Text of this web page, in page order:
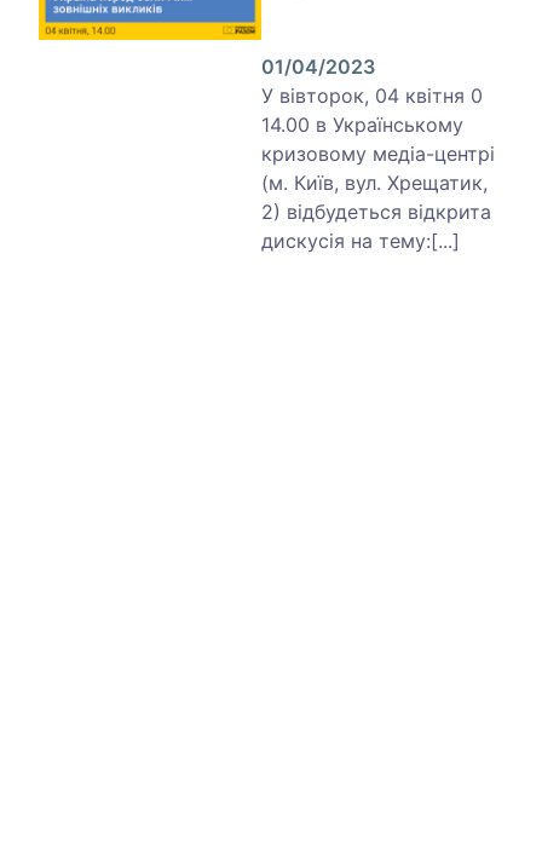
01/04/2023
У вівторок, 04 квітня 0
14.00 в Українському
кризовому медіа-центрі
(м. Київ, вул. Хрещатик,
2) відбудеться відкрита
дискусія на тему:[...]